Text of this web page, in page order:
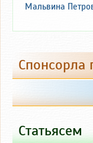
Мальвина
Спонсорла
Тӑкакланӑ: 27 420
Статьясем